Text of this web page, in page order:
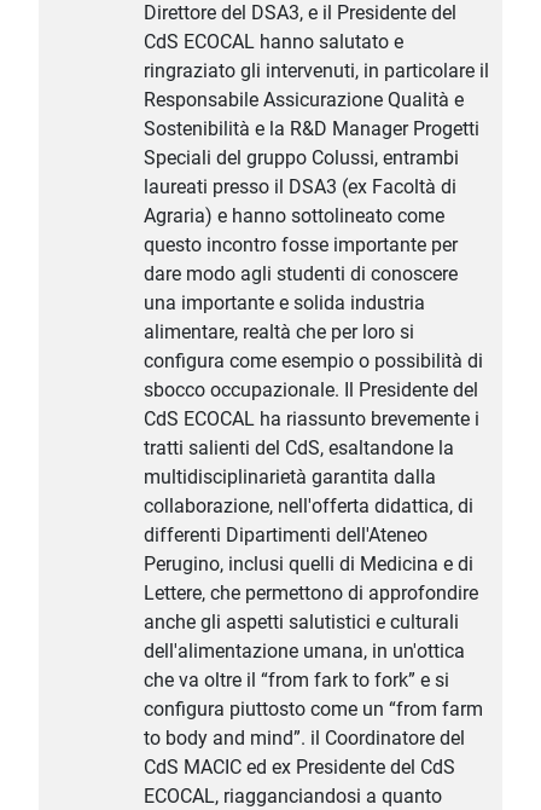
Direttore del DSA3, e il Presidente del
CdS ECOCAL hanno salutato e
ringraziato gli intervenuti, in particolare il
Responsabile Assicurazione Qualità e
Sostenibilità e la R&D Manager Progetti
Speciali del gruppo Colussi, entrambi
laureati presso il DSA3 (ex Facoltà di
Agraria) e hanno sottolineato come
questo incontro fosse importante per
dare modo agli studenti di conoscere
una importante e solida industria
alimentare, realtà che per loro si
configura come esempio o possibilità di
sbocco occupazionale. Il Presidente del
CdS ECOCAL ha riassunto brevemente i
tratti salienti del CdS, esaltandone la
multidisciplinarietà garantita dalla
collaborazione, nell'offerta didattica, di
differenti Dipartimenti dell'Ateneo
Perugino, inclusi quelli di Medicina e di
Lettere, che permettono di approfondire
anche gli aspetti salutistici e culturali
dell'alimentazione umana, in un'ottica
che va oltre il “from fark to fork” e si
configura piuttosto come un “from farm
to body and mind”. il Coordinatore del
CdS MACIC ed ex Presidente del CdS
ECOCAL, riagganciandosi a quanto